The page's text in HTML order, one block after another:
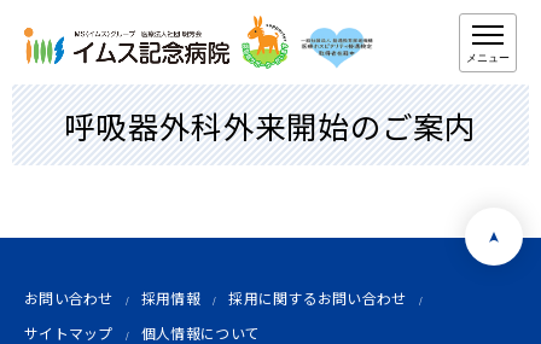
メニュー
呼吸器外科外来開始のご案内
お問い合わせ 採用情報
採用に関するお問い合わせ
サイトマップ
個人情報について